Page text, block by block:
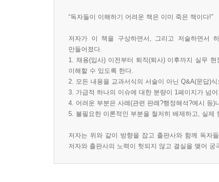
37 회사에 손해를 끼치고 퇴사하는 자의 퇴직금
39 매월 1일부터 말일까지 근로에 대한 임금을 다
40 별도 규정이 없는데도 퇴사자가 정기상여금에
41 이미 지급하기로 정해진 임금을 회사가 일방적
42 직무변경으로 직무수당이 줄어든 경우도 임금
제3장 근로시간 및 휴게
01 교육시간도 근로시간으로 보아 임금을 지급해
“독자들이 이해하기 어려운 책은 이미 죽은 책이다!”
저자가 이 책을 구상하면서, 그리고 저술하면서
만들어졌다.
1. 채용(입사) 이전부터 퇴직(퇴사) 이후까지 실무
이해할 수 있도록 한다.
2. 모든 내용을 교과서식의 서술이 아닌 Q&A(문답)
3. 가급적 하나의 이슈에 대한 분량이 1페이지가 넘
4. 어려운 부분은 사례(관련 판례?행정해석?예시 등
5. 불필요한 이론적인 부분을 철저히 배제하고, 실제
저자는 위와 같이 방향을 잡고 출판사와 함께 독자
저자와 출판사의 노력이 헛되지 않고 결실을 맺어